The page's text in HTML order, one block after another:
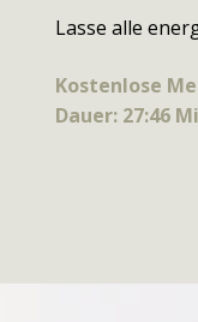
Lasse alle
Kostenlose
Dauer: 27:46